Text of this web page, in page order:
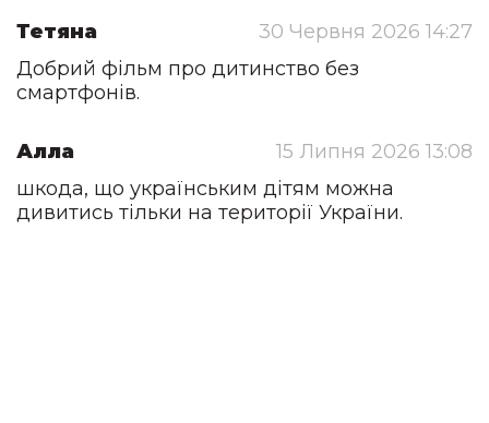
Тетяна
30 Червня 2026 14:27
Добрий фільм про дитинство без
смартфонів.
Алла
15 Липня 2026 13:08
шкода, що українським дітям можна
дивитись тільки на території України.